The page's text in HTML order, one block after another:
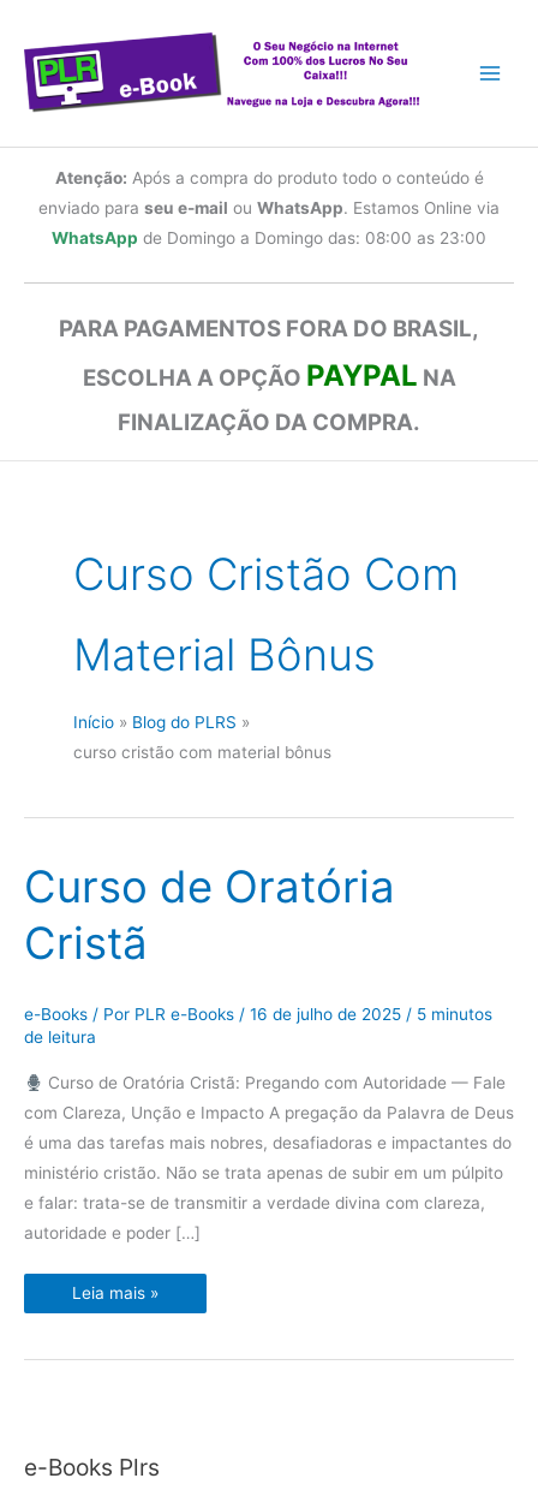
conteúdo
Atenção: Após a compra do produto todo o conteúdo é
enviado para seu e-mail ou WhatsApp. Estamos Online via
WhatsApp de Domingo a Domingo das: 08:00 as 23:00
PARA PAGAMENTOS FORA DO BRASIL,
ESCOLHA A OPÇÃO PAYPAL NA
FINALIZAÇÃO DA COMPRA.
Curso Cristão Com
Material Bônus
Início
Blog do PLRS
curso cristão com material bônus
Curso de Oratória
Cristã
e-Books / Por PLR e-Books / 16 de julho de 2025 / 5 minutos
de leitura
Curso de Oratória Cristã: Pregando com Autoridade — Fale
com Clareza, Unção e Impacto A pregação da Palavra de Deus
é uma das tarefas mais nobres, desafiadoras e impactantes do
ministério cristão. Não se trata apenas de subir em um púlpito
e falar: trata-se de transmitir a verdade divina com clareza,
autoridade e poder […]
Curso
Leia mais »
e-Books Plrs